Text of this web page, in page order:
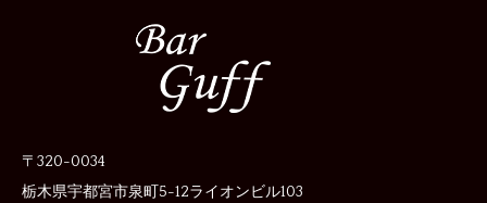
〒320-0034
栃木県宇都宮市泉町5-12ライオンビル103